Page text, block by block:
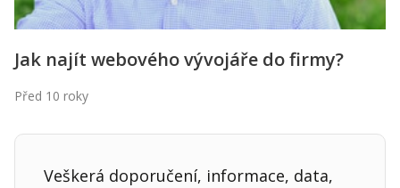
Jak najít webového vývojáře do firmy?
Před 10 roky
Veškerá doporučení, informace, data,